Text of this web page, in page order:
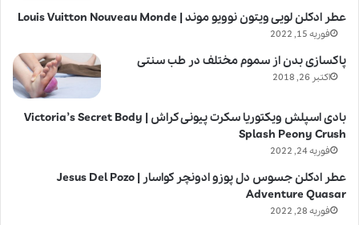
عطر ادکلن لویی ویتون نوویو موند | Louis Vuitton Nouveau Monde
فوریه 15, 2022
پاکسازی بدن از سموم مختلف در طب سنتی
اکتبر 26, 2018
بادی اسپلش ویکتوریا سکرت پیونی کراش | Victoria’s Secret Body
Splash Peony Crush
فوریه 24, 2022
عطر ادکلن جسوس دل پوزو ادونچر کواسار | Jesus Del Pozo
Adventure Quasar
فوریه 28, 2022